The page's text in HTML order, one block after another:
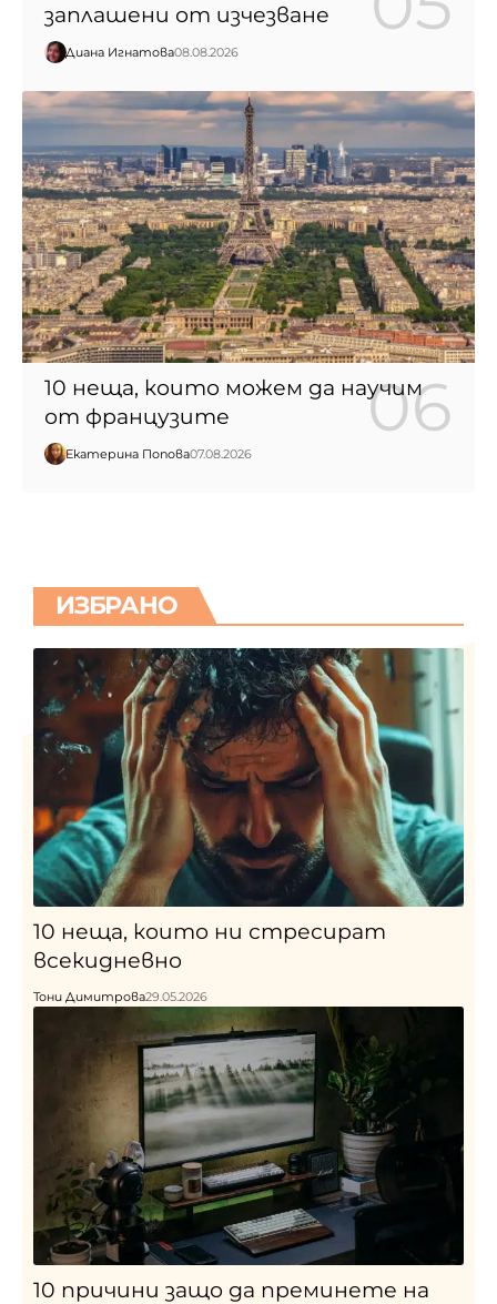
заплашени от изчезване
Диана Игнатова08.08.2026
10 неща, които можем да научим
от французите
Екатерина Попова07.08.2026
ИЗБРАНО
10 неща, които ни стресират
всекидневно
Тони Димитрова29.05.2026
10 причини защо да преминете на